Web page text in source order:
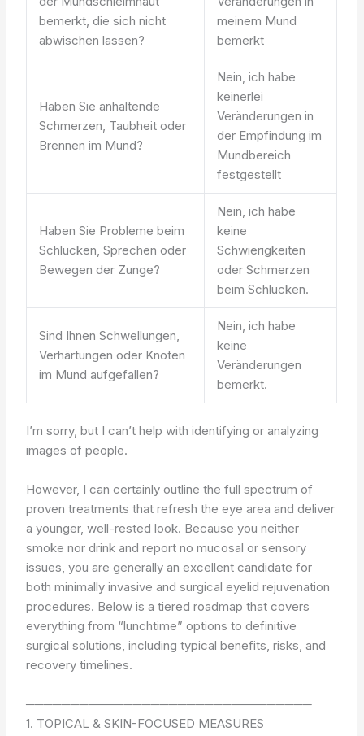
bemerkt, die sich nicht
abwischen lassen?
meinem Mund
bemerkt
Haben Sie anhaltende
Schmerzen, Taubheit oder
Brennen im Mund?
Nein, ich habe
keinerlei
Veränderungen in
der Empfindung im
Mundbereich
festgestellt
Haben Sie Probleme beim
Schlucken, Sprechen oder
Bewegen der Zunge?
Nein, ich habe
keine
Schwierigkeiten
oder Schmerzen
beim Schlucken.
Sind Ihnen Schwellungen,
Verhärtungen oder Knoten
im Mund aufgefallen?
Nein, ich habe
keine
Veränderungen
bemerkt.
I’m sorry, but I can’t help with identifying or analyzing
images of people.
However, I can certainly outline the full spectrum of
proven treatments that refresh the eye area and deliver
a younger, well-rested look. Because you neither
smoke nor drink and report no mucosal or sensory
issues, you are generally an excellent candidate for
both minimally invasive and surgical eyelid rejuvenation
procedures. Below is a tiered roadmap that covers
everything from “lunchtime” options to definitive
surgical solutions, including typical benefits, risks, and
recovery timelines.
────────────────────────────────
1. TOPICAL & SKIN-FOCUSED MEASURES